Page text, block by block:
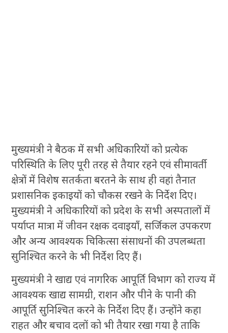
मुख्यमंत्री ने बैठक में सभी अधिकारियों को प्रत्येक
परिस्थिति के लिए पूरी तरह से तैयार रहने एवं सीमावर्ती
क्षेत्रों में विशेष सतर्कता बरतने के साथ ही वहां तैनात
प्रशासनिक इकाइयों को चौकस रखने के निर्देश दिए।
मुख्यमंत्री ने अधिकारियों को प्रदेश के सभी अस्पतालों में
पर्याप्त मात्रा में जीवन रक्षक दवाइयाँ, सर्जिकल उपकरण
और अन्य आवश्यक चिकित्सा संसाधनों की उपलब्धता
सुनिश्चित करने के भी निर्देश दिए हैं।
मुख्यमंत्री ने खाद्य एवं नागरिक आपूर्ति विभाग को राज्य में
आवश्यक खाद्य सामग्री, राशन और पीने के पानी की
आपूर्ति सुनिश्चित करने के निर्देश दिए हैं। उन्होंने कहा
राहत और बचाव दलों को भी तैयार रखा गया है ताकि